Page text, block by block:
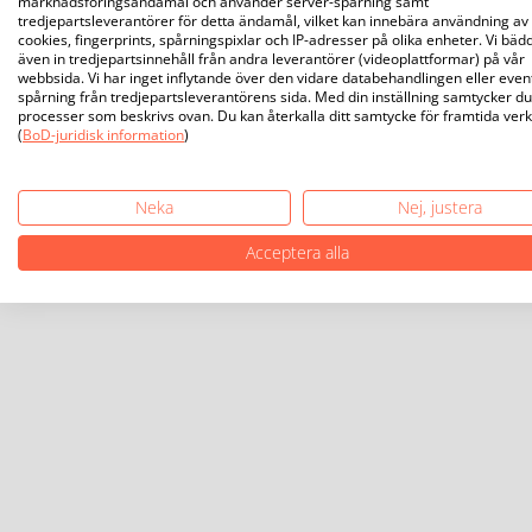
tredjepartsleverantörer för detta ändamål, vilket kan innebära användning av
cookies, fingerprints, spårningspixlar och IP-adresser på olika enheter. Vi
även in tredjepartsinnehåll från andra leverantörer (videoplattformar) på vår
webbsida. Vi har inget inflytande över den vidare databehandlingen eller
spårning från tredjepartsleverantörens sida. Med din inställning samtycker
processer som beskrivs ovan. Du kan återkalla ditt samtycke för framtida
(BoD-juridisk information)
Neka
Nej, justera
Acceptera alla